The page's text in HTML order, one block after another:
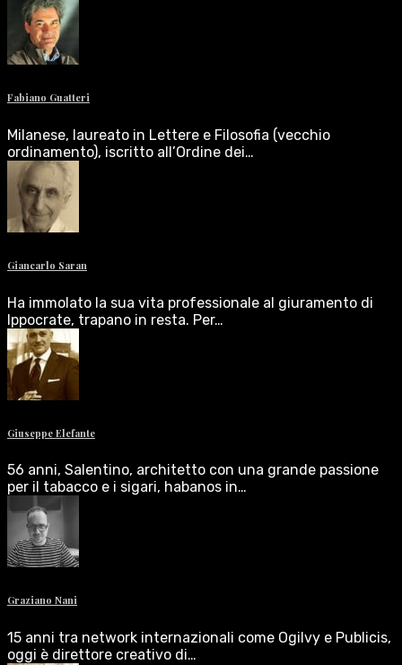
Fabiano Guatteri
Milanese, laureato in Lettere e Filosofia (vecchio
ordinamento), iscritto all’Ordine dei…
Giancarlo Saran
Ha immolato la sua vita professionale al giuramento di
Ippocrate, trapano in resta. Per…
Giuseppe Elefante
56 anni, Salentino, architetto con una grande passione
per il tabacco e i sigari, habanos in…
Graziano Nani
15 anni tra network internazionali come Ogilvy e Publicis,
oggi è direttore creativo di…